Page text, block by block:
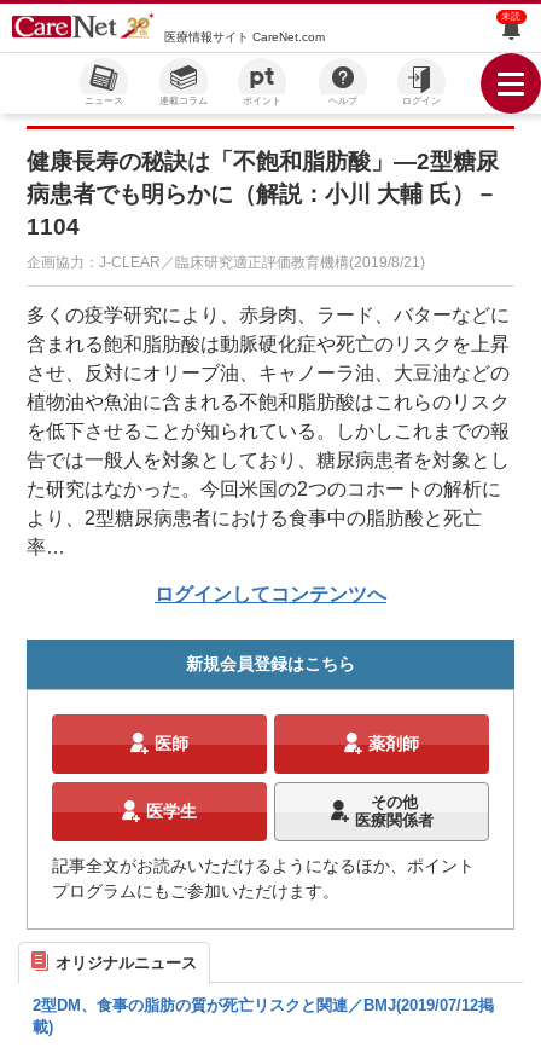
医療情報サイト CareNet.com
未読
ニュース 連載コラム ポイント ヘルプ ログイン
健康長寿の秘訣は「不飽和脂肪酸」―2型糖尿
病患者でも明らかに（解説：小川 大輔 氏）－
1104
企画協力：J-CLEAR／臨床研究適正評価教育機構(2019/8/21)
多くの疫学研究により、赤身肉、ラード、バターなどに
含まれる飽和脂肪酸は動脈硬化症や死亡のリスクを上昇
させ、反対にオリーブ油、キャノーラ油、大豆油などの
植物油や魚油に含まれる不飽和脂肪酸はこれらのリスク
を低下させることが知られている。しかしこれまでの報
告では一般人を対象としており、糖尿病患者を対象とし
た研究はなかった。今回米国の2つのコホートの解析に
より、2型糖尿病患者における食事中の脂肪酸と死亡
率…
ログインしてコンテンツへ
新規会員登録はこちら
医師 薬剤師
医学生
その他
医療関係者
記事全文がお読みいただけるようになるほか、ポイント
プログラムにもご参加いただけます。
オリジナルニュース
2型DM、食事の脂肪の質が死亡リスクと関連／BMJ(2019/07/12掲
載)